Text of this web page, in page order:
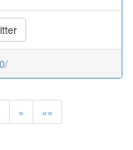
» »»